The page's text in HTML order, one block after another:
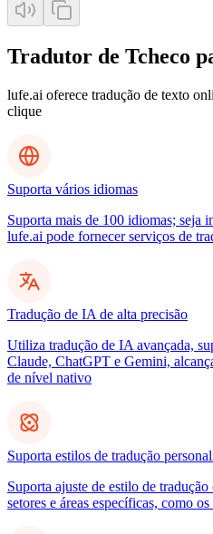
Tradutor de Tcheco
lufe.ai oferece tradução de texto
clique
Suporta vários idiomas
Suporta mais de 100 idiomas; seja
lufe.ai pode fornecer serviços de
Tradução de IA de alta precisão
Utiliza tradução de IA avançada,
Claude, ChatGPT e Gemini,
de nível nativo
Suporta estilos de tradução
Suporta ajuste de estilo de
setores e áreas específicas, como